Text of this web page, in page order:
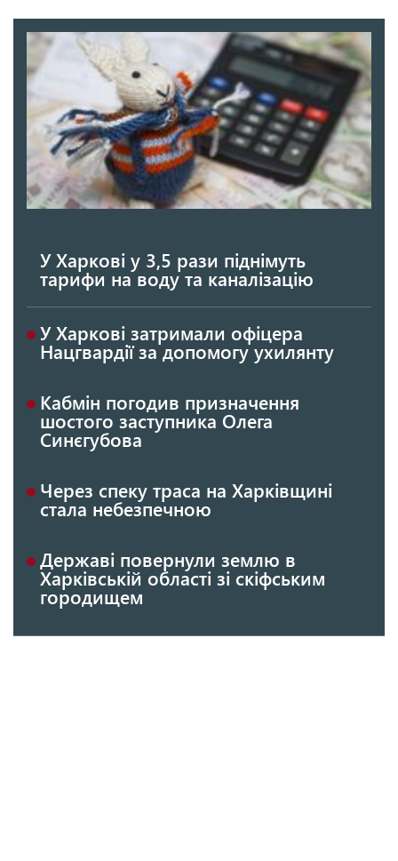
У Харкові у 3,5 рази піднімуть
тарифи на воду та каналізацію
У Харкові затримали офіцера
Нацгвардії за допомогу ухилянту
Кабмін погодив призначення
шостого заступника Олега
Синєгубова
Через спеку траса на Харківщині
стала небезпечною
Державі повернули землю в
Харківській області зі скіфським
городищем